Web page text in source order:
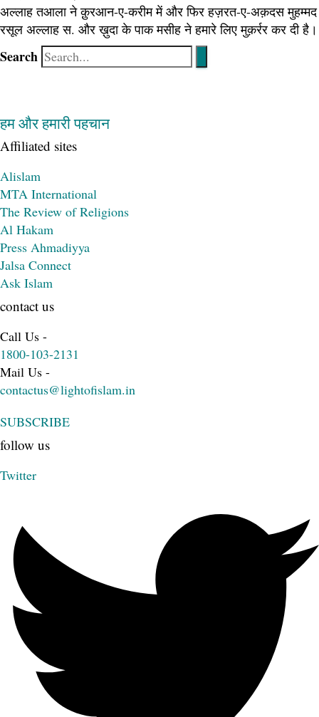
अल्लाह तआला ने क़ुरआन-ए-करीम में और फिर हज़रत-ए-अक़दस मुहम्मद
रसूल अल्लाह स. और ख़ुदा के पाक मसीह ने हमारे लिए मुक़र्रर कर दी है।
Search
हम और हमारी पहचान
Affiliated sites
Alislam
MTA International
The Review of Religions
Al Hakam
Press Ahmadiyya
Jalsa Connect
Ask Islam
contact us
Call Us -
1800-103-2131
Mail Us -
contactus@lightofislam.in
SUBSCRIBE
follow us
Twitter